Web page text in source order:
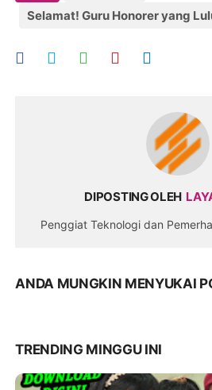
Selamat! Guru Honorer yang
DIPOSTING OLEH
Penggiat Teknologi dan
ANDA MUNGKIN MENYUKAI
TRENDING MINGGU INI